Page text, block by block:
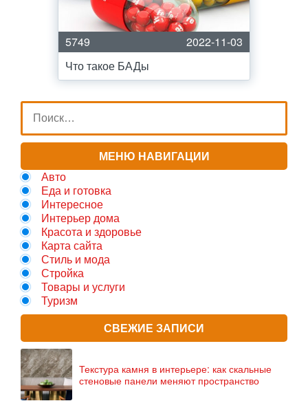
5749
2022-11-03
Что такое БАДы
МЕНЮ НАВИГАЦИИ
Авто
Еда и готовка
Интересное
Интерьер дома
Красота и здоровье
Карта сайта
Стиль и мода
Стройка
Товары и услуги
Туризм
СВЕЖИЕ ЗАПИСИ
Текстура камня в интерьере: как скальные
стеновые панели меняют пространство